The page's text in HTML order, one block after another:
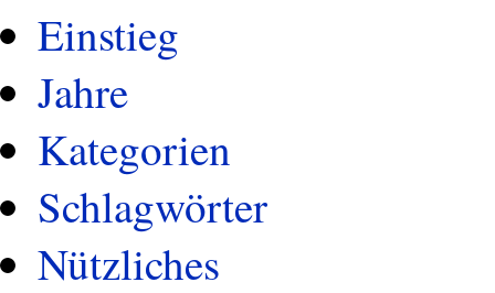
Einstieg
Jahre
Kategorien
Schlagwörter
Nützliches